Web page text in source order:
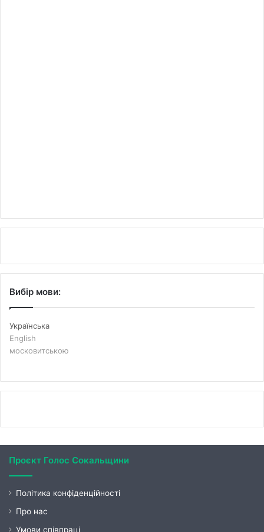
Вибір мови:
Українська
English
московитською
Проєкт Голос Сокальщини
Політика конфіденційності
Про нас
Умови співпраці